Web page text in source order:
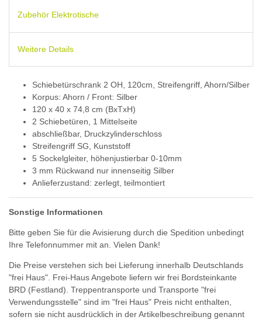
Zubehör Elektrotische
Weitere Details
Schiebetürschrank 2 OH, 120cm, Streifengriff, Ahorn/Silber
Korpus: Ahorn / Front: Silber
120 x 40 x 74,8 cm (BxTxH)
2 Schiebetüren, 1 Mittelseite
abschließbar, Druckzylinderschloss
Streifengriff SG, Kunststoff
5 Sockelgleiter, höhenjustierbar 0-10mm
3 mm Rückwand nur innenseitig Silber
Anlieferzustand: zerlegt, teilmontiert
Sonstige Informationen
Bitte geben Sie für die Avisierung durch die Spedition unbedingt
Ihre Telefonnummer mit an. Vielen Dank!
Die Preise verstehen sich bei Lieferung innerhalb Deutschlands
"frei Haus". Frei-Haus Angebote liefern wir frei Bordsteinkante
BRD (Festland). Treppentransporte und Transporte "frei
Verwendungsstelle" sind im "frei Haus" Preis nicht enthalten,
sofern sie nicht ausdrücklich in der Artikelbeschreibung genannt